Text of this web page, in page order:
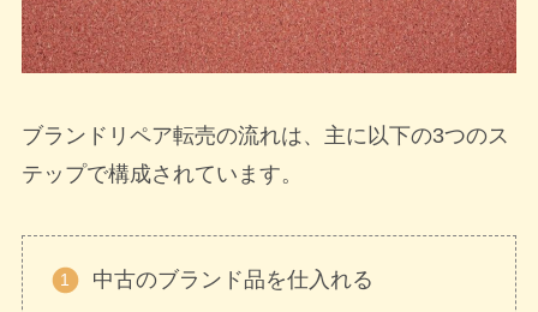
ブランドリペア転売の流れは、主に以下の3つのス
テップで構成されています。
中古のブランド品を仕入れる